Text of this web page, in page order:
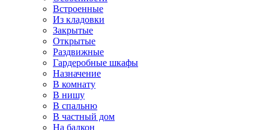
Встроенные
Из кладовки
Закрытые
Открытые
Раздвижные
Гардеробные шкафы
Назначение
В комнату
В нишу
В спальню
В частный дом
На балкон